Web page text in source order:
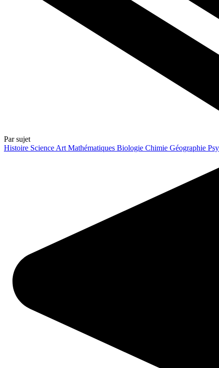
Par sujet
Histoire Science Art Mathématiques Biologie Chimie Géographie